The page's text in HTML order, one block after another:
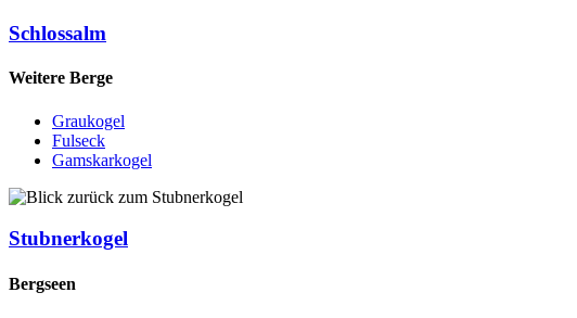
Schlossalm
Weitere Berge
Graukogel
Fulseck
Gamskarkogel
Stubnerkogel
Bergseen